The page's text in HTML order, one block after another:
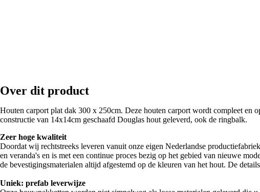
Over dit product
Houten carport plat dak 300 x 250cm. Deze houten carport wordt compleet en
constructie van 14x14cm geschaafd Douglas hout geleverd, ook de ringbalk.
Zeer hoge kwaliteit
Doordat wij rechtstreeks leveren vanuit onze eigen Nederlandse
en veranda's en is met een continue proces bezig op het gebied van nieuwe
de bevestigingsmaterialen altijd afgestemd op de kleuren van het hout. De
Uniek: prefab leverwijze